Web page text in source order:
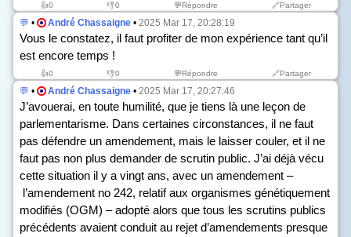
👍0 👎0 💬Répondre 🔗Partager
💬 • André Chassaigne • 2025 Mar 17, 20:28:19
Vous le constatez, il faut profiter de mon expérience tant qu’il
est encore temps !
👍0 👎0 💬Répondre 🔗Partager
💬 • André Chassaigne • 2025 Mar 17, 20:27:46
J’avouerai, en toute humilité, que je tiens là une leçon de
parlementarisme. Dans certaines circonstances, il ne faut
pas défendre un amendement, mais le laisser couler, et il ne
faut pas non plus demander de scrutin public. J’ai déjà vécu
cette situation il y a vingt ans, avec un amendement –
l’amendement no 242, relatif aux organismes génétiquement
modifiés (OGM) – adopté alors que tous les scrutins publics
précédents avaient conduit au rejet d’amendements presque